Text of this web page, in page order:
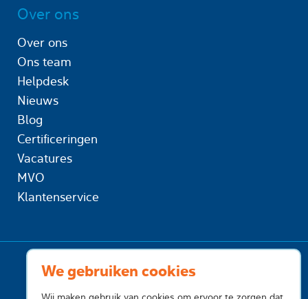
We gebruiken cookies
Over ons
Over ons
Ons team
Helpdesk
Nieuws
Blog
Certificeringen
Vacatures
MVO
Klantenservice